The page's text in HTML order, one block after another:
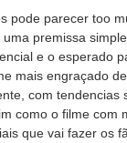
pode parecer too
premissa
e o esperado
mais engraçado
com tendencias
como o filme com
que vai fazer os